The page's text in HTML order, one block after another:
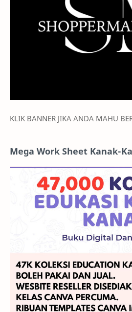
KLIK BANNER JIKA ANDA MAHU
Mega Work Sheet Kanak-